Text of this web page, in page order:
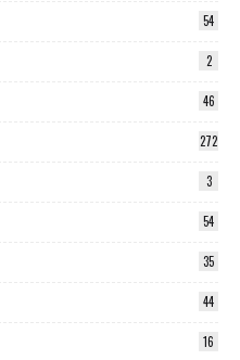
54
2
46
272
3
54
35
44
16